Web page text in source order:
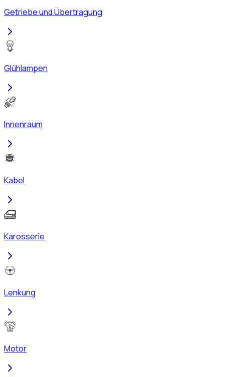
Getriebe und Übertragung
Glühlampen
Innenraum
Kabel
Karosserie
Lenkung
Motor